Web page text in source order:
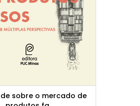
sobre o mercado de